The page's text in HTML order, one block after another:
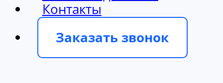
Контакты
Заказать звонок